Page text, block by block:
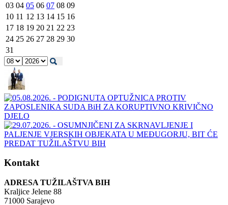
03 04 05 06 07 08 09
10 11 12 13 14 15 16
17 18 19 20 21 22 23
24 25 26 27 28 29 30
31
Kontakt
ADRESA TUŽILAŠTVA BIH
Kraljice Jelene 88
71000 Sarajevo